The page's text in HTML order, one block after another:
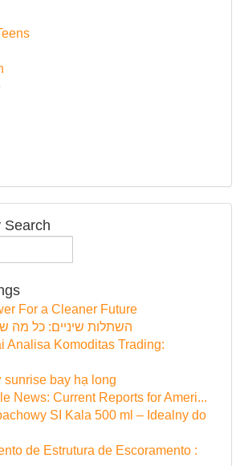
Search
For a Cleaner Future
השתלות שיניים: כל מה
Analisa Komoditas Trading:
bay hạ long
News: Current Reports for Ameri...
SI Kala 500 ml – Idealny do
de Estrutura de Escoramento :